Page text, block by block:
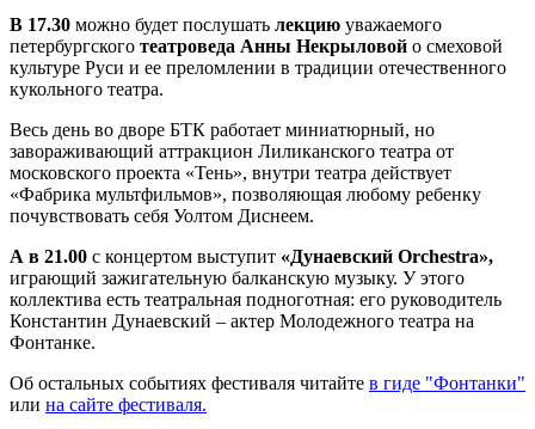
В 17.30 можно будет послушать лекцию уважаемого
петербургского театроведа Анны Некрыловой о смеховой
культуре Руси и ее преломлении в традиции отечественного
кукольного театра.
Весь день во дворе БТК работает миниатюрный, но
завораживающий аттракцион Лиликанского театра от
московского проекта «Тень», внутри театра действует
«Фабрика мультфильмов», позволяющая любому ребенку
почувствовать себя Уолтом Диснеем.
А в 21.00 с концертом выступит «Дунаевский Orchestra»,
играющий зажигательную балканскую музыку. У этого
коллектива есть театральная подноготная: его руководитель
Константин Дунаевский – актер Молодежного театра на
Фонтанке.
Об остальных событиях фестиваля читайте в гиде "Фонтанки"
или на сайте фестиваля.